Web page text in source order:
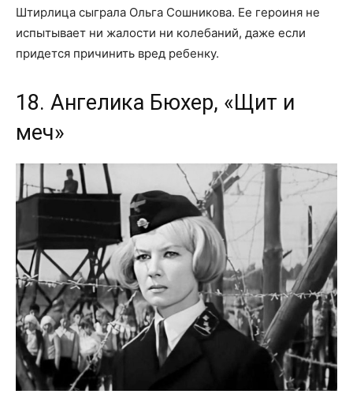
Штирлица сыграла Ольга Сошникова. Ее героиня не
испытывает ни жалости ни колебаний, даже если
придется причинить вред ребенку.
18. Ангелика Бюхер, «Щит и
меч»